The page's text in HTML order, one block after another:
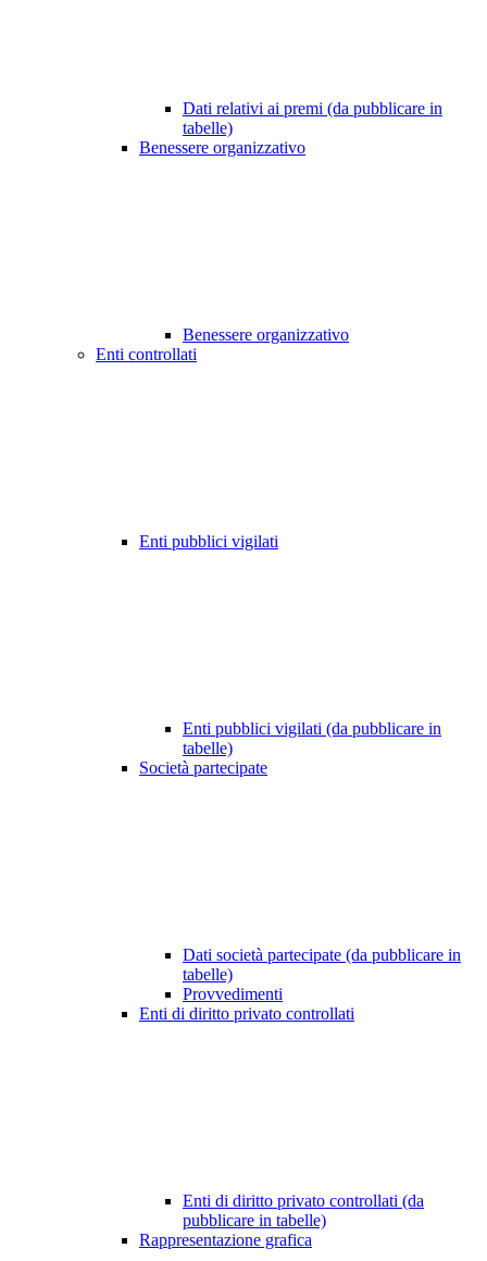
Dati relativi ai premi (da pubblicare in
tabelle)
Benessere organizzativo
Benessere organizzativo
Enti controllati
Enti pubblici vigilati
Enti pubblici vigilati (da pubblicare in
tabelle)
Società partecipate
Dati società partecipate (da pubblicare in
tabelle)
Provvedimenti
Enti di diritto privato controllati
Enti di diritto privato controllati (da
pubblicare in tabelle)
Rappresentazione grafica